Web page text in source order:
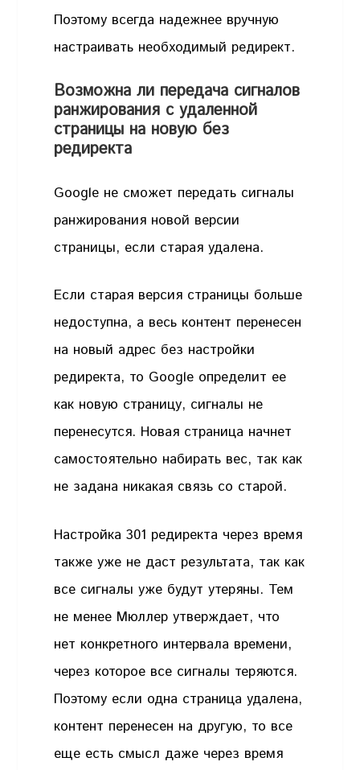
Поэтому всегда надежнее вручную
настраивать необходимый редирект.
Возможна ли передача сигналов
ранжирования с удаленной
страницы на новую без
редиректа
Google не сможет передать сигналы
ранжирования новой версии
страницы, если старая удалена.
Если старая версия страницы больше
недоступна, а весь контент перенесен
на новый адрес без настройки
редиректа, то Google определит ее
как новую страницу, сигналы не
перенесутся. Новая страница начнет
самостоятельно набирать вес, так как
не задана никакая связь со старой.
Настройка 301 редиректа через время
также уже не даст результата, так как
все сигналы уже будут утеряны. Тем
не менее Мюллер утверждает, что
нет конкретного интервала времени,
через которое все сигналы теряются.
Поэтому если одна страница удалена,
контент перенесен на другую, то все
еще есть смысл даже через время